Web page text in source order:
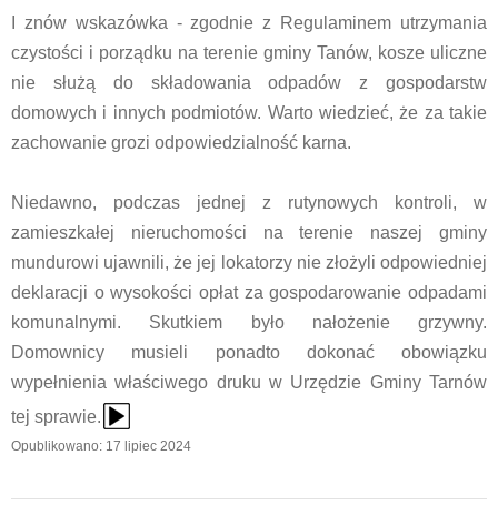
I znów wskazówka - zgodnie z Regulaminem utrzymania
czystości i porządku na terenie gminy Tanów, kosze uliczne
nie służą do składowania odpadów z gospodarstw
domowych i innych podmiotów. Warto wiedzieć, że za takie
zachowanie grozi odpowiedzialność karna.
Niedawno, podczas jednej z rutynowych kontroli, w
zamieszkałej nieruchomości na terenie naszej gminy
mundurowi ujawnili, że jej lokatorzy nie złożyli odpowiedniej
deklaracji o wysokości opłat za gospodarowanie odpadami
komunalnymi. Skutkiem było nałożenie grzywny.
Domownicy musieli ponadto dokonać obowiązku
wypełnienia właściwego druku w Urzędzie Gminy Tarnów
tej sprawie.
{Play}
Opublikowano: 17 lipiec 2024